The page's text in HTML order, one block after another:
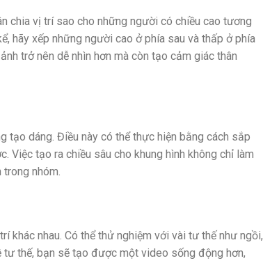
chia vị trí sao cho những người có chiều cao tương
hãy xếp những người cao ở phía sau và thấp ở phía
trở nên dễ nhìn hơn mà còn tạo cảm giác thân
tạo dáng. Điều này có thể thực hiện bằng cách sắp
Việc tạo ra chiều sâu cho khung hình không chỉ làm
nhóm.
khác nhau. Có thể thử nghiệm với vài tư thế như ngồi,
thế, bạn sẽ tạo được một video sống động hơn,